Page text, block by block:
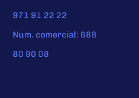
971 91 22 22
Num. comercial: 688
80 90 08